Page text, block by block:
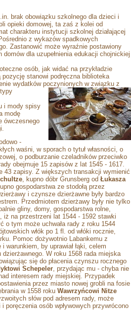
brak obowiązku szkolnego dla dzieci i
opieki domowej, ta zaś z kolei od
charakteru instytucji szkolnej działającej
z wykazów spadkowych
Zastanowić może wyraźnie postawiony
dla uzupełnienia edukacji chojnickiej
osób, jak widać na przykładzie
stanowi podręczna biblioteka
wydatków poczynionych w związku z
i mody spisy
modę
ówczesnego
-
waśni, w sporach o tytuł własności, o
o podburzanie czeladników przeciwko
obejmuje 15 zapisów z lat 1545 - 1617.
43 zapisy. Z większych transakcji wymienić
, kupno dóbr Grunsberg od Łukasza
gospodarstwa ze stodołą przez
i czynsze dzierżawne były bardzo
Przedmiotem dzierżawy były nie tylko
gliny, domy, gospodarstwa rolne,
iż na przestrzeni lat 1544 - 1592 stawki
o tym może uchwała rady z roku 1544
włók po 1 fl. od włóki rocznie,
Pomoc dożywotnio Labankemu z
by uprawiał łąki, celem
W roku 1568 rada miejska
się do płacenia czynszu rocznego
Schepeler, przydając mu - chyba nie
interesem rady miejskiej. Przypadek
przez miasto nowej grobli na fosie
w 1558 roku Wawrzyńcowi Nitze
słów pod adresem rady, może
poręczenia osób wpływowych przywrócono